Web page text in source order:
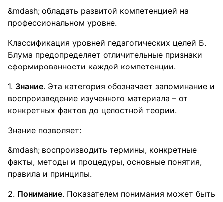
обладать развитой компетенцией на
профессиональном уровне.
Классификация уровней педагогических целей Б.
Блума предопределяет отличительные признаки
сформированности каждой компетенции.
1. Знание. Эта категория обозначает запоминание и
воспроизведение изученного материала – от
конкретных фактов до целостной теории.
Знание позволяет:
воспроизводить термины, конкретные
факты, методы и процедуры, основные понятия,
правила и принципы.
2. Понимание. Показателем понимания может быть